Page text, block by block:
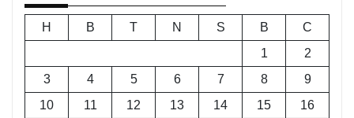
H B T N S B
C
1
2
3
4 5 6 7 8
9
10
11 12 13 14 15
16